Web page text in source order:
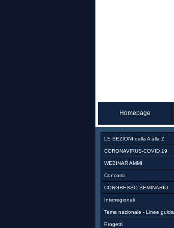
Homepage
LE SEZIONI dalla A alla Z
CORONAVIRUS-COVID 19
WEBINAR AMMI
Concorsi
CONGRESSO-SEMINARIO
Interregionali
Tema nazionale - Linee guida
Progetti